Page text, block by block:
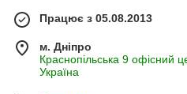
Працює з 05.08.2013
м. Дніпро
Краснопільська 9 офісний
Україна